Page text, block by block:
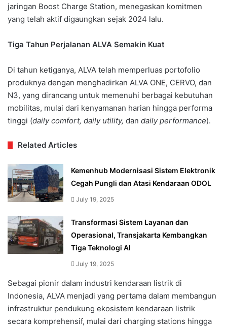
jaringan Boost Charge Station, menegaskan komitmen
yang telah aktif digaungkan sejak 2024 lalu.
Tiga Tahun Perjalanan ALVA Semakin Kuat
Di tahun ketiganya, ALVA telah memperluas portofolio
produknya dengan menghadirkan ALVA ONE, CERVO, dan
N3, yang dirancang untuk memenuhi berbagai kebutuhan
mobilitas, mulai dari kenyamanan harian hingga performa
tinggi (daily comfort, daily utility, dan daily performance).
Related Articles
Kemenhub Modernisasi Sistem Elektronik
Cegah Pungli dan Atasi Kendaraan ODOL
July 19, 2025
Transformasi Sistem Layanan dan
Operasional, Transjakarta Kembangkan
Tiga Teknologi AI
July 19, 2025
Sebagai pionir dalam industri kendaraan listrik di
Indonesia, ALVA menjadi yang pertama dalam membangun
infrastruktur pendukung ekosistem kendaraan listrik
secara komprehensif, mulai dari charging stations hingga